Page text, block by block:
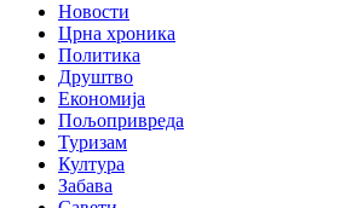
Новости
Црна хроника
Политика
Друштво
Економија
Пољопривреда
Туризам
Култура
Забава